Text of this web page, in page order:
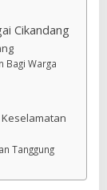
Cikandang
Bagi Warga
Tanggung